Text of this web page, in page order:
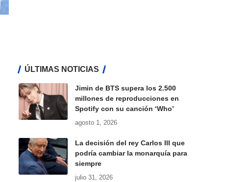
ÚLTIMAS NOTICIAS
Jimin de BTS supera los 2.500
millones de reproducciones en
Spotify con su canción ‘Who’
agosto 1, 2026
La decisión del rey Carlos III que
podría cambiar la monarquía para
siempre
julio 31, 2026